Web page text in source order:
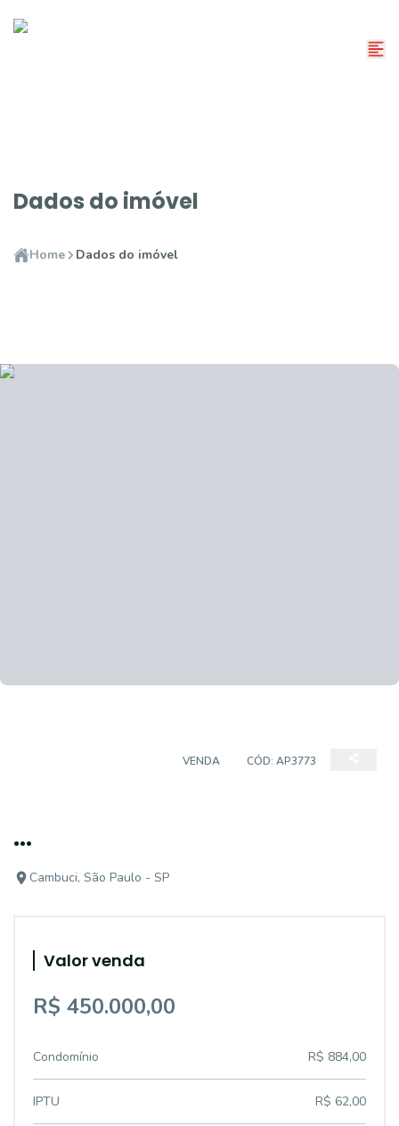
Dados do imóvel
Home Dados do imóvel
VENDA CÓD: AP3773
...
Cambuci, São Paulo - SP
Valor venda
R$ 450.000,00
Condomínio R$ 884,00
IPTU R$ 62,00